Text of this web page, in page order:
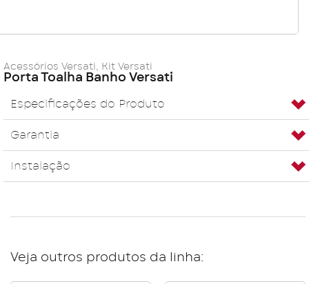
Acessórios Versati, Kit Versati
Porta Toalha Banho Versati
Especificações do Produto
Garantia
Instalação
Veja outros produtos da linha: